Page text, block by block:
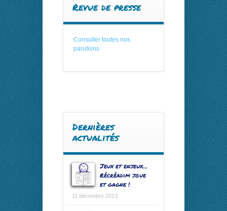
Revue de presse
Consulter toutes nos
parutions
Dernières
actualités
Jeux et enjeux…
Récréadim joue
et gagne !
11 décembre 2013